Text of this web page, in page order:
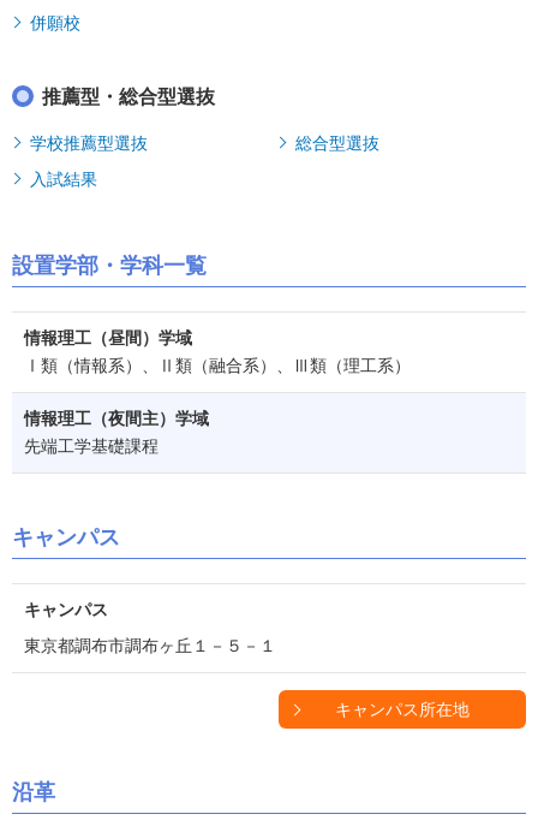
併願校
推薦型・総合型選抜
学校推薦型選抜
総合型選抜
入試結果
設置学部・学科一覧
情報理工（昼間）学域
Ⅰ類（情報系）、Ⅱ類（融合系）、Ⅲ類（理工系）
情報理工（夜間主）学域
先端工学基礎課程
キャンパス
キャンパス
東京都調布市調布ヶ丘１－５－１
キャンパス所在地
沿革